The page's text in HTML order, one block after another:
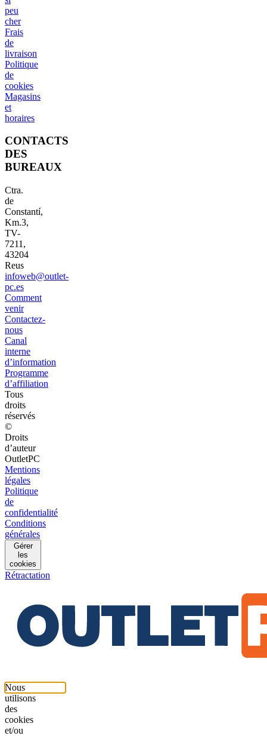
peu
cher
Frais
de
livraison
Politique
de
cookies
Magasins
et
horaires
CONTACTS
DES
BUREAUX
Ctra.
de
Constantí,
Km.3,
TV-
7211,
43204
Reus
infoweb@outlet-
pc.es
Comment
venir
Contactez-
nous
Canal
interne
d’information
Programme
d’affiliation
Tous
droits
réservés
©
Droits
d’auteur
OutletPC
Mentions
légales
Politique
de
confidentialité
Conditions
générales
Gérer
les
cookies
Rétractation
Nous
utilisons
des
cookies
et/ou